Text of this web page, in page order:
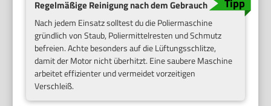
Regelmäßige Reinigung nach dem Gebrauch
Nach jedem Einsatz solltest du die Poliermaschine
gründlich von Staub, Poliermittelresten und Schmutz
befreien. Achte besonders auf die Lüftungsschlitze,
damit der Motor nicht überhitzt. Eine saubere Maschine
arbeitet effizienter und vermeidet vorzeitigen
Verschleiß.